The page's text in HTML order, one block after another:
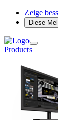
Zeige
Diese
Products